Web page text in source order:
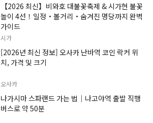
【2026 최신】비와호 대불꽃축제 & 시가현 불꽃
놀이 4선！일정・볼거리・숨겨진 명당까지 완벽
가이드
시가
[2026년 최신 정보] 오사카 난바역 코인 락커 위
치, 가격 및 크기
오사카
나가시마 스파랜드 가는 법｜나고야역 출발 직행
버스로 약 50분